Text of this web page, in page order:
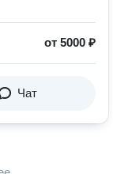
от 5000 ₽
Чат